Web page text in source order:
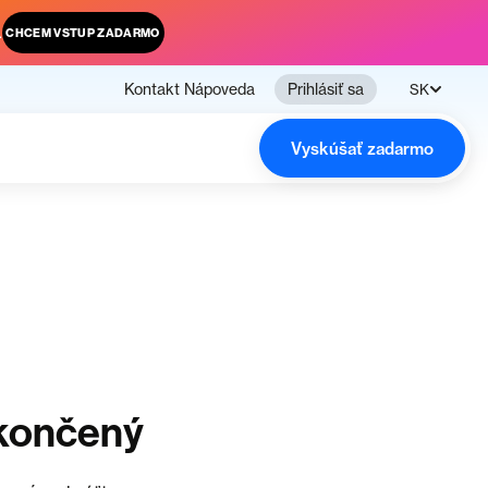
CHCEM VSTUP ZADARMO
Kontakt Nápoveda Prihlásiť sa SK
Vyskúšať zadarmo